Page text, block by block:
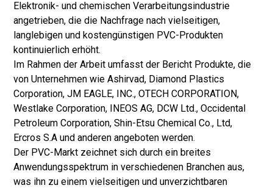
Elektronik- und chemischen Verarbeitungsindustrie
angetrieben, die die Nachfrage nach vielseitigen,
langlebigen und kostengünstigen PVC-Produkten
kontinuierlich erhöht.
Im Rahmen der Arbeit umfasst der Bericht Produkte, die
von Unternehmen wie Ashirvad, Diamond Plastics
Corporation, JM EAGLE, INC., OTECH CORPORATION,
Westlake Corporation, INEOS AG, DCW Ltd., Occidental
Petroleum Corporation, Shin-Etsu Chemical Co., Ltd,
Ercros S.A und anderen angeboten werden.
Der PVC-Markt zeichnet sich durch ein breites
Anwendungsspektrum in verschiedenen Branchen aus,
was ihn zu einem vielseitigen und unverzichtbaren